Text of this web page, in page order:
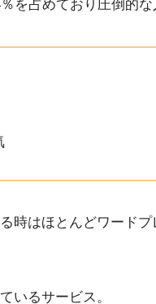
を占めており圧倒的な
時はほとんどワード
いるサービス。